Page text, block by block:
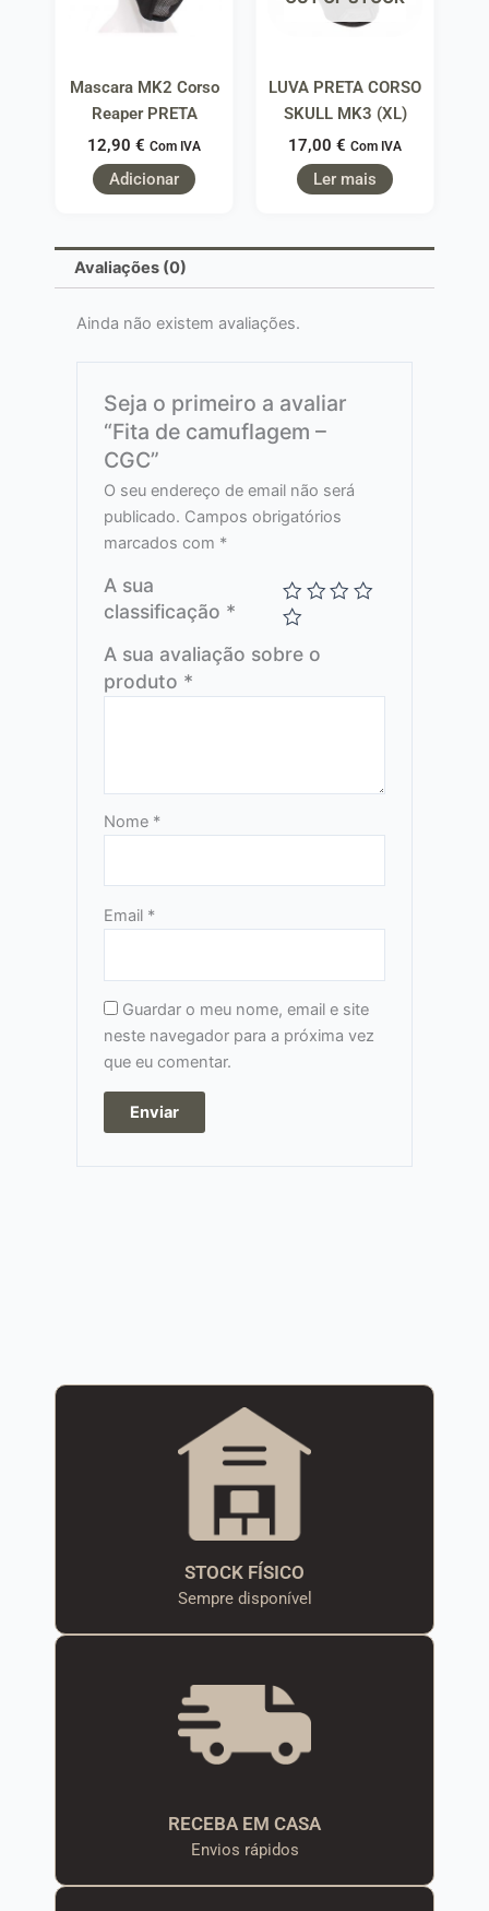
Mascara MK2 Corso
Reaper PRETA
12,90 € Com IVA
Adicionar
LUVA PRETA CORSO
SKULL MK3 (XL)
17,00 € Com IVA
Ler mais
Avaliações (0)
Ainda não existem avaliações.
Seja o primeiro a avaliar
“Fita de camuflagem –
CGC”
O seu endereço de email não será
publicado. Campos obrigatórios
marcados com *
A sua
classificação *
A sua avaliação sobre o
produto *
Nome *
Email *
Guardar o meu nome, email e site
neste navegador para a próxima vez
que eu comentar.
STOCK FÍSICO
Sempre disponível
RECEBA EM CASA
Envios rápidos